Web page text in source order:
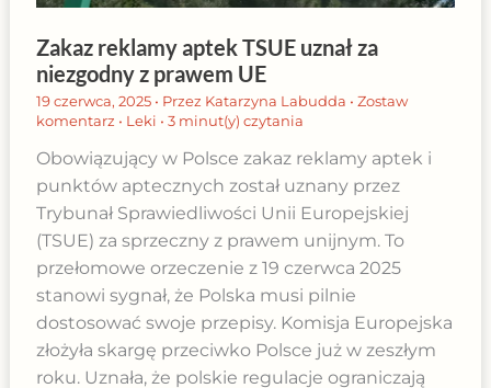
Zakaz reklamy aptek TSUE uznał za
niezgodny z prawem UE
19 czerwca, 2025 • Przez Katarzyna Labudda • Zostaw
komentarz • Leki • 3 minut(y) czytania
Obowiązujący w Polsce zakaz reklamy aptek i
punktów aptecznych został uznany przez
Trybunał Sprawiedliwości Unii Europejskiej
(TSUE) za sprzeczny z prawem unijnym. To
przełomowe orzeczenie z 19 czerwca 2025
stanowi sygnał, że Polska musi pilnie
dostosować swoje przepisy. Komisja Europejska
złożyła skargę przeciwko Polsce już w zeszłym
roku. Uznała, że polskie regulacje ograniczają